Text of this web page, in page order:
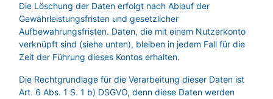
Die Löschung der Daten erfolgt nach Ablauf der
Gewährleistungsfristen und gesetzlicher
Aufbewahrungsfristen. Daten, die mit einem Nutzerkonto
verknüpft sind (siehe unten), bleiben in jedem Fall für die
Zeit der Führung dieses Kontos erhalten.
Die Rechtgrundlage für die Verarbeitung dieser Daten ist
Art. 6 Abs. 1 S. 1 b) DSGVO, denn diese Daten werden